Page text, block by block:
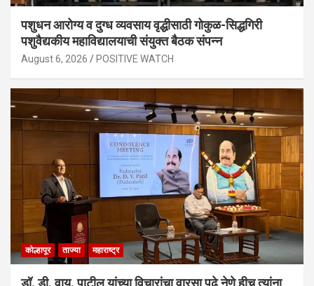
पशुधन आरोग्य व दुग्ध व्यवसाय वृद्धीसाठी गोकुळ-सिद्धगिरी
पशुवैद्यकीय महाविद्यालयाची संयुक्त बैठक संपन्न
August 6, 2026 POSITIVE WATCH
कोल्हापूर ताज्या महाराष्ट्र
डॉ. डी. वाय. पाटील यांच्या विचारांचा वारसा पुढे नेणे हीच त्यांना